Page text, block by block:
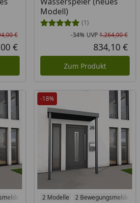
Rabatt in Prozent
Ursprünglicher Preis
€
Aktueller Preis
€
Modell)
(1)
-34% UVP1.264,00 €
834,10 €
Zum Produkt
-18%
2 Modelle 2 Bewegungsmelder